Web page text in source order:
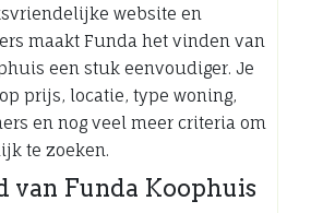
website en
maakt Funda het vinden van
een stuk eenvoudiger. Je
prijs, locatie, type woning,
en nog veel meer criteria om
te zoeken.
van Funda Koophuis